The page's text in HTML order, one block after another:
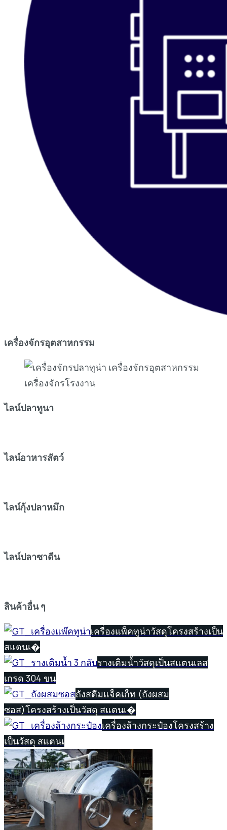
เครื่องจักรอุตสาหกรรม
ไลน์ปลาทูนา
ไลน์อาหารสัตว์
ไลน์กุ้งปลาหมึก
ไลน์ปลาซาดีน
สินค้าอื่น ๆ
เครื่องแพ็คทูน่าวัสดุโครงสร้างเป็น
สแตนเ�
รางเติมน้ำวัสดุเป็นสแตนเลส
เกรด 304 ขน
ถังสตีมแจ็คเก็ท (ถังผสม
ซอส)โครงสร้างเป็นวัสดุ สแตนเ�
เครื่องล้างกระป๋องโครงสร้าง
เป็นวัสดุ สแตนเ